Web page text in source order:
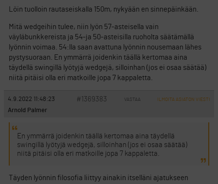
Löin tuolloin rautaseiskalla 150m, nykyään en sinnepäinkään.
Mitä wedgeihin tulee, niin lyön 57-asteisella vain
väyläbunkkereista ja 54-ja 50-asteisilla ruoholta säätämällä
lyönnin voimaa. 54:lla saan avattuna lyönnin nousemaan lähes
pystysuoraan. En ymmärrä joidenkin täällä kertomaa aina
täydellä swingillä lyötyjä wedgejä, silloinhan (jos ei osaa säätää)
niitä pitäisi olla eri matkoille jopa 7 kappaletta.
4.9.2022 11:48:23 #1369383 VASTAA ILMOITA ASIATON VIESTI
Arnold Palmer
En ymmärrä joidenkin täällä kertomaa aina täydellä
swingillä lyötyjä wedgejä, silloinhan (jos ei osaa säätää)
niitä pitäisi olla eri matkoille jopa 7 kappaletta.
Täyden lyönnin filosofia liittyy ainakin itselläni ajatukseen